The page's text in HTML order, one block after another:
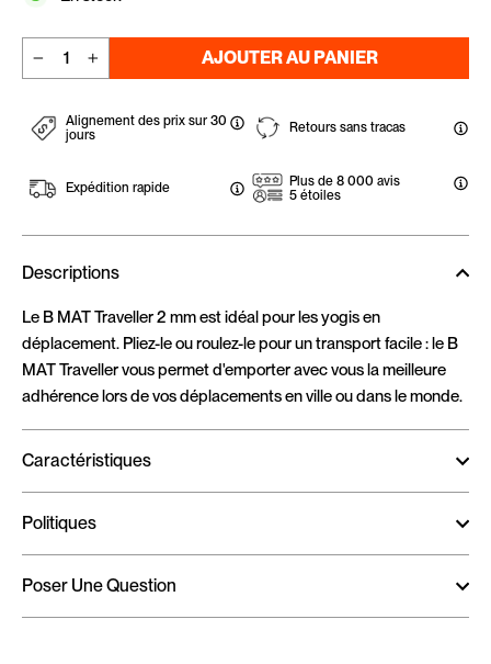
AJOUTER AU PANIER
Alignement des prix sur 30
jours
Expédition rapide
Retours sans tracas
Plus de 8 000 avis
5 étoiles
Descriptions
Le B MAT Traveller 2 mm est idéal pour les yogis en
déplacement. Pliez-le ou roulez-le pour un transport facile : le B
MAT Traveller vous permet d'emporter avec vous la meilleure
adhérence lors de vos déplacements en ville ou dans le monde.
Caractéristiques
Politiques
Poser Une Question